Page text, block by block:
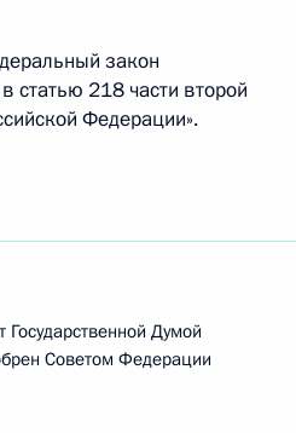
закон
статью 218 части второй
Федерации».
Думой
Советом Федерации